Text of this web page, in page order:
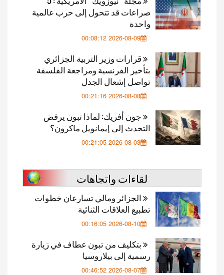
صراعات قد تتحول إلى حرب عالمية
واحدة
2026-08-09 00:08:12
قرارات وزير التربية الجزائري
بتأخير الفرنسية ومراجعة الفلسفة
تواصل إشعال الجدل
2026-08-08 00:21:16
جون أفريك: لماذا تبون يرفض
التحدث إلى إيمانويل ماكرون؟
2026-08-03 00:21:05
لقاءات واتجاهات
الجزائر ومالي تسارعان خطوات
تطبيع العلاقات الثنائية
2026-08-10 00:16:05
بتكليف من تبون عطاف في زيارة
رسمية إلى بيلاروسيا
2026-08-07 00:46:52